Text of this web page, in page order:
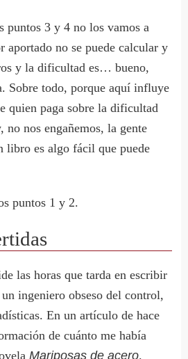
puntos 3 y 4 no los vamos a
aportado no se puede calcular y
y la dificultad es… bueno,
Sobre todo, porque aquí influye
quien paga sobre la dificultad
no nos engañemos, la gente
libro es algo fácil que puede
puntos 1 y 2.
las horas que tarda en escribir
ingeniero obseso del control,
En un artículo de hace
de cuánto me había
Mariposas de acero.